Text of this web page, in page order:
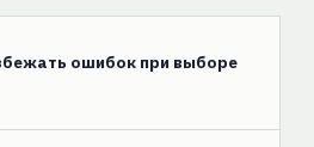
ошибок при выборе